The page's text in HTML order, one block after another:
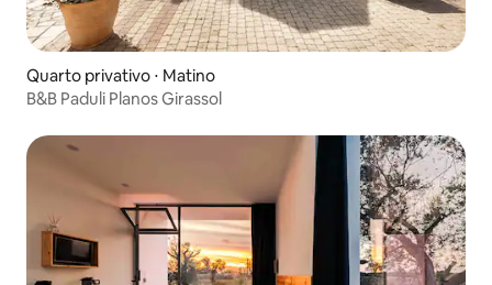
Quarto privativo ⋅ Matino
B&B Paduli Planos Girassol